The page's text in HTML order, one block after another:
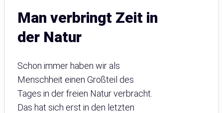
Man verbringt Zeit in
der Natur
Schon immer haben wir als
Menschheit einen Großteil des
Tages in der freien Natur verbracht.
Das hat sich erst in den letzten